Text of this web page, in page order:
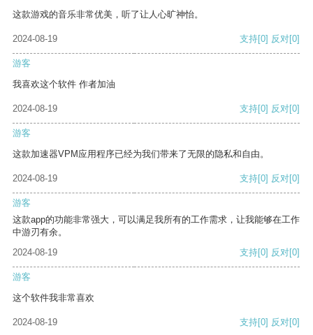
这款游戏的音乐非常优美，听了让人心旷神怡。
2024-08-19 支持[0] 反对[0]
游客
我喜欢这个软件 作者加油
2024-08-19 支持[0] 反对[0]
游客
这款加速器VPM应用程序已经为我们带来了无限的隐私和自由。
2024-08-19 支持[0] 反对[0]
游客
这款app的功能非常强大，可以满足我所有的工作需求，让我能够在工作
中游刃有余。
2024-08-19
支持[0] 反对[0]
游客
这个软件我非常喜欢
2024-08-19 支持[0] 反对[0]